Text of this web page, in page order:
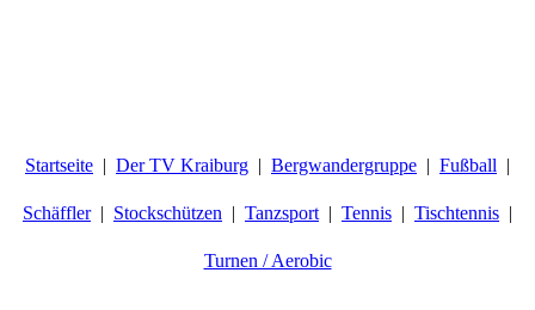
Startseite Der TV Kraiburg Bergwandergruppe Fußball
Schäffler Stockschützen Tanzsport Tennis Tischtennis
Turnen / Aerobic